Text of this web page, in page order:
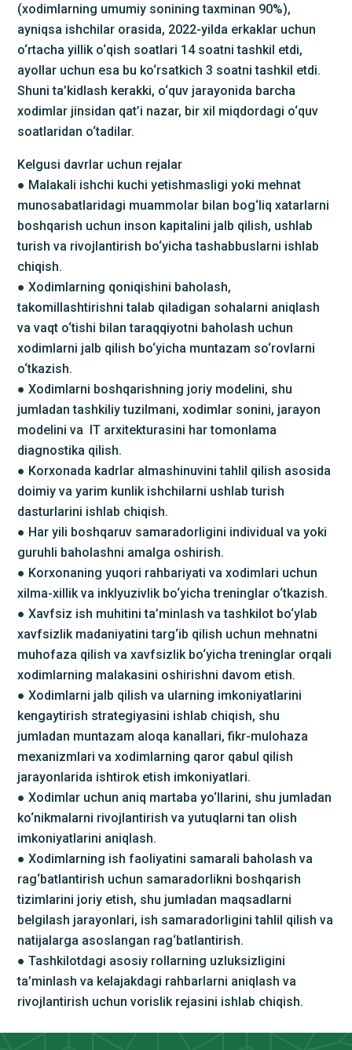
(xodimlarning umumiy sonining taxminan 90%),
ayniqsa ishchilar orasida, 2022-yilda erkaklar uchun
o‘rtacha yillik o‘qish soatlari 14 soatni tashkil etdi,
ayollar uchun esa bu ko‘rsatkich 3 soatni tashkil etdi.
Shuni ta’kidlash kerakki, o‘quv jarayonida barcha
xodimlar jinsidan qat’i nazar, bir xil miqdordagi o‘quv
soatlaridan o‘tadilar.
Kelgusi davrlar uchun rejalar
● Malakali ishchi kuchi yetishmasligi yoki mehnat
munosabatlaridagi muammolar bilan bog‘liq xatarlarni
boshqarish uchun inson kapitalini jalb qilish, ushlab
turish va rivojlantirish bo‘yicha tashabbuslarni ishlab
chiqish.
● Xodimlarning qoniqishini baholash,
takomillashtirishni talab qiladigan sohalarni aniqlash
va vaqt o‘tishi bilan taraqqiyotni baholash uchun
xodimlarni jalb qilish bo‘yicha muntazam so‘rovlarni
o‘tkazish.
● Xodimlarni boshqarishning joriy modelini, shu
jumladan tashkiliy tuzilmani, xodimlar sonini, jarayon
modelini va IT arxitekturasini har tomonlama
diagnostika qilish.
● Korxonada kadrlar almashinuvini tahlil qilish asosida
doimiy va yarim kunlik ishchilarni ushlab turish
dasturlarini ishlab chiqish.
● Har yili boshqaruv samaradorligini individual va yoki
guruhli baholashni amalga oshirish.
● Korxonaning yuqori rahbariyati va xodimlari uchun
xilma-xillik va inklyuzivlik bo‘yicha treninglar o‘tkazish.
● Xavfsiz ish muhitini ta’minlash va tashkilot bo‘ylab
xavfsizlik madaniyatini targ‘ib qilish uchun mehnatni
muhofaza qilish va xavfsizlik bo‘yicha treninglar orqali
xodimlarning malakasini oshirishni davom etish.
● Xodimlarni jalb qilish va ularning imkoniyatlarini
kengaytirish strategiyasini ishlab chiqish, shu
jumladan muntazam aloqa kanallari, fikr-mulohaza
mexanizmlari va xodimlarning qaror qabul qilish
jarayonlarida ishtirok etish imkoniyatlari.
● Xodimlar uchun aniq martaba yo‘llarini, shu jumladan
ko‘nikmalarni rivojlantirish va yutuqlarni tan olish
imkoniyatlarini aniqlash.
● Xodimlarning ish faoliyatini samarali baholash va
rag‘batlantirish uchun samaradorlikni boshqarish
tizimlarini joriy etish, shu jumladan maqsadlarni
belgilash jarayonlari, ish samaradorligini tahlil qilish va
natijalarga asoslangan rag‘batlantirish.
● Tashkilotdagi asosiy rollarning uzluksizligini
ta’minlash va kelajakdagi rahbarlarni aniqlash va
rivojlantirish uchun vorislik rejasini ishlab chiqish.